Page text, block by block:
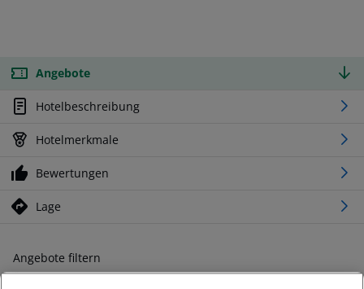
Angebote
Hotelbeschreibung
Hotelmerkmale
Bewertungen
Lage
Angebote filtern
Ändern Sie Ihre Kriterien nach Ihren Wünschen